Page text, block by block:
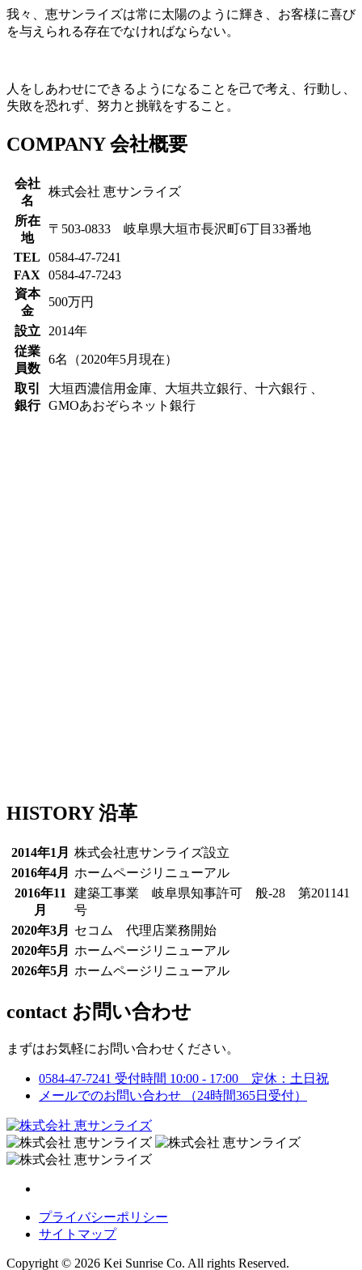
我々、恵サンライズは常に太陽のように輝き、お客様に喜び
を与えられる存在でなければならない。
人をしあわせにできるようになることを己で考え、行動し、
失敗を恐れず、努力と挑戦をすること。
COMPANY 会社概要
会社
名
株式会社 恵サンライズ
所在
地
〒503-0833 岐阜県大垣市長沢町6丁目33番地
TEL
0584-47-7241
FAX
0584-47-7243
資本
金
500万円
設立
2014年
従業
員数
6名（2020年5月現在）
取引
銀行
大垣西濃信用金庫、大垣共立銀行、十六銀行 、
GMOあおぞらネット銀行
HISTORY 沿革
2014年1月 株式会社恵サンライズ設立
2016年4月
ホームページリニューアル
2016年11
月
建築工事業 岐阜県知事許可 般-28 第201141
号
2020年3月
セコム 代理店業務開始
2020年5月
ホームページリニューアル
2026年5月
ホームページリニューアル
contact お問い合わせ
まずはお気軽にお問い合わせください。
0584-47-7241 受付時間 10:00 - 17:00 定休：土日祝
メールでのお問い合わせ
（24時間365日受付）
プライバシーポリシー
サイトマップ
Copyright © 2026 Kei Sunrise Co. All rights Reserved.